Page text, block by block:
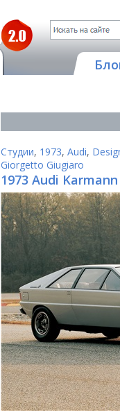
Студии, 1973, Audi,
Giorgetto Giugiaro
1973 Audi